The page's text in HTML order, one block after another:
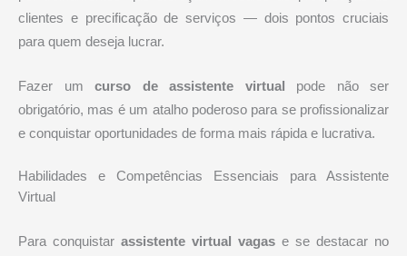
clientes e precificação de serviços — dois pontos cruciais
para quem deseja lucrar.
Fazer um curso de assistente virtual
pode não ser
obrigatório, mas é um atalho poderoso para se profissionalizar
e conquistar oportunidades de forma mais rápida e lucrativa.
Habilidades e Competências Essenciais para Assistente
Virtual
Para conquistar assistente virtual vagas e se destacar no